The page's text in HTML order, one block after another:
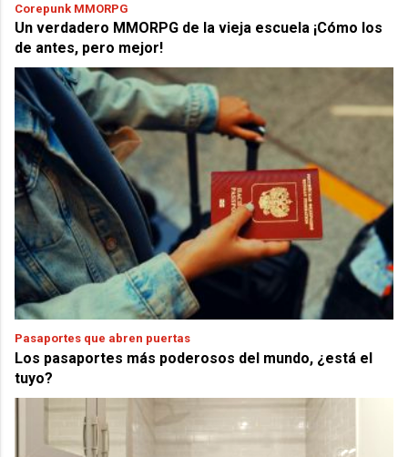
Corepunk MMORPG
Un verdadero MMORPG de la vieja escuela ¡Cómo los
de antes, pero mejor!
Pasaportes que abren puertas
Los pasaportes más poderosos del mundo, ¿está el
tuyo?